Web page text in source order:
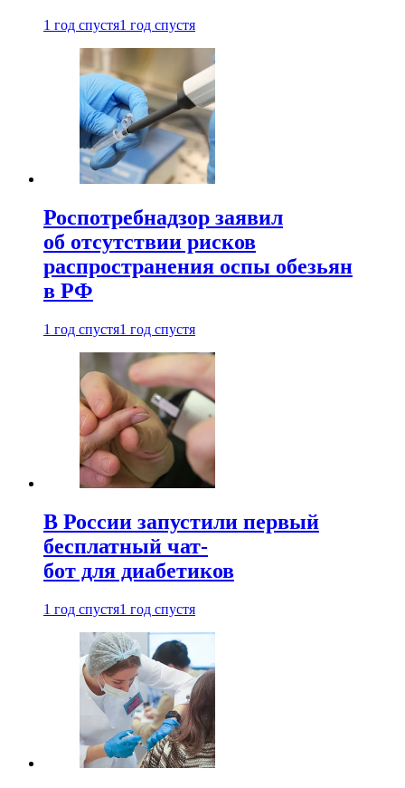
1 год спустя1 год спустя
Роспотребнадзор заявил
об отсутствии рисков
распространения оспы обезьян
в РФ
1 год спустя1 год спустя
В России запустили первый
бесплатный чат-
бот для диабетиков
1 год спустя1 год спустя